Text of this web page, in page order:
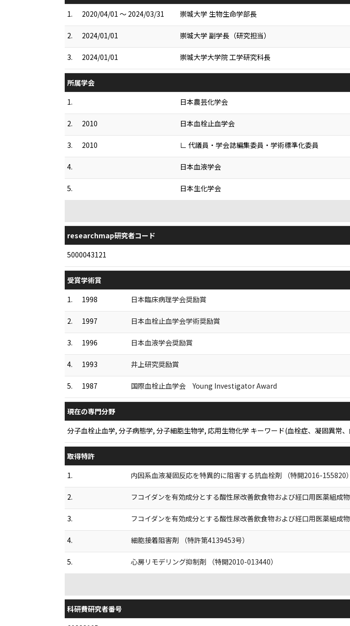
1.
2020/04/01 ～ 2024/03/31 崇城大学 生物生命学部長
2. 2024/01/01 崇城大学 副学長（研究担当）
3. 2024/01/01 崇城大学大学院 工学研究科長
所属学会
1.
日本農芸化学会
2. 2010 日本血栓止血学会
3. 2010 ∟ 代議員・学会誌編集委員・学術標準化委員
4. 日本血液学会
5. 日本生化学会
researchmap研究者コード
5000043121
受賞学術賞
1.
1998 日本臨床病理学会奨励賞
2. 1997 日本血栓止血学会学術奨励賞
3. 1996 日本血液学会奨励賞
4. 1993 井上研究奨励賞
5. 1987 国際血栓止血学会 Young Investigator Award
現在の専門分野
分子血栓止血学, 分子病態学, 分子細胞生物学, 応用生物化学 キーワード(血栓症、凝固異
取得特許
1.
内因系血液凝固反応を特異的に阻害する抗血栓剤 （特開2016-155820）
2. フコイダンを有効成分とする酸性尿改善飲食物および経口用医薬組成
3. フコイダンを有効成分とする酸性尿改善飲食物および経口用医薬組成
4. 細胞接着阻害剤 （特許第4139453号）
5. 心房リモデリング抑制剤 （特開2010-013440）
科研費研究者番号